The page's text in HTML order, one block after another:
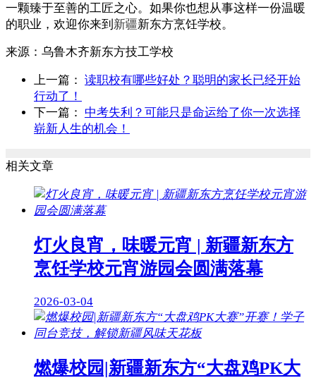
一颗臻于至善的工匠之心。如果你也想从事这样一份温暖
的职业，欢迎你来到 新疆新东方烹饪学校。
来源： 乌鲁木齐新东方技工学校
上一篇： 读职校有哪些好处？聪明的家长已经开始
行动了！
下一篇： 中考失利？可能只是命运给了你一次选择
崭新人生的机会！
相关文章
灯火良宵，味暖元宵 | 新疆新东方
烹饪学校元宵游园会圆满落幕
2026-03-04
燃爆校园|新疆新东方“大盘鸡PK大